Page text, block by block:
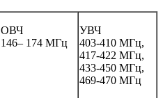
ОВЧ
146– 174 МГц
УВЧ
403-410 МГц,
417-422 МГц,
433-450 МГц,
469-470 МГц